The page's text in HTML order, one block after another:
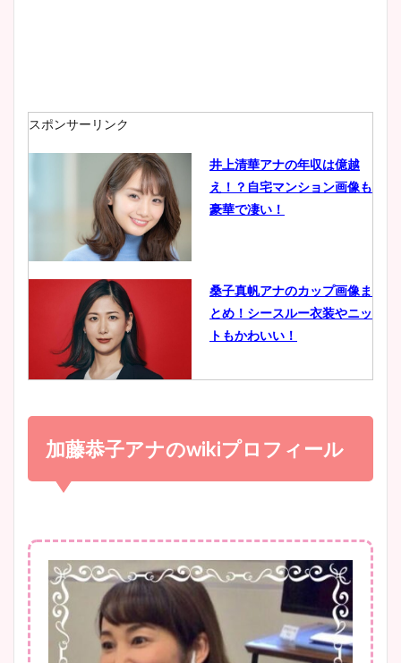
肉も凄い！
鈴木唯の太ってた時の体重が
ヤバすぎww原因や痩せたダ
豊島実季アナのカップ画像ま
とめ！美脚や水着姿に年齢も
宇賀神メグアナのニット画像
池谷実悠アナのメガネ画像が
かわいい！カップや水着姿も
まとめた！
スポンサーリンク
井上清華アナの年収は億越
え！？自宅マンション画像も
豪華で凄い！
桑子真帆アナのカップ画像ま
とめ！シースルー衣装やニッ
トもかわいい！
小室瑛莉子のカップ画像まと
め！足が美脚でニット衣装も
かわいい！
清水麻椰アナのかわいい画
像！身長やカップ、同期や
wikiプロフもチェック！
加藤恭子アナのwikiプロフィール